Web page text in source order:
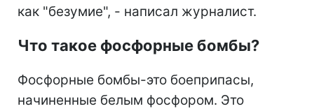
как "безумие", - написал журналист.
Что такое фосфорные бомбы?
Фосфорные бомбы-это боеприпасы,
начиненные белым фосфором. Это